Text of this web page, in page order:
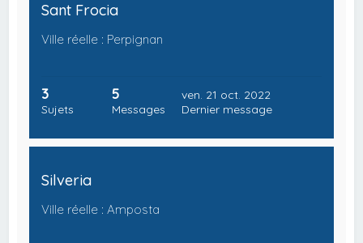
Sant Frocia
Ville réelle : Perpignan
3
Sujets
5
Messages
ven. 21 oct. 2022
Dernier message
Silveria
Ville réelle : Amposta